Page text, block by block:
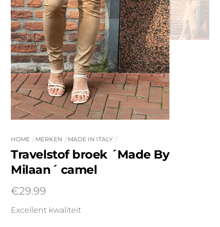
HOME MERKEN MADE IN ITALY
Travelstof broek ´Made By
Milaan´ camel
€29.99
Excellent kwaliteit